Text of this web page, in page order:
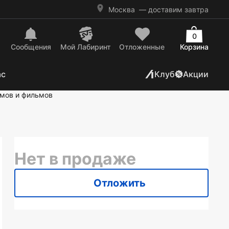
Москва — доставим завтра
Сообщения Mой Лабиринт Отложенные Корзина
0
Клуб Акции
и фильмов
Нет в продаже
Отложить